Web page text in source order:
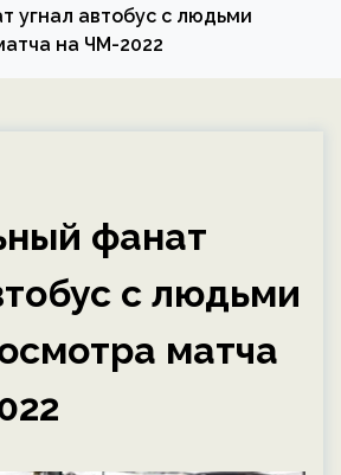
угнал автобус с людьми
на ЧМ-2022
фанат
с людьми
матча